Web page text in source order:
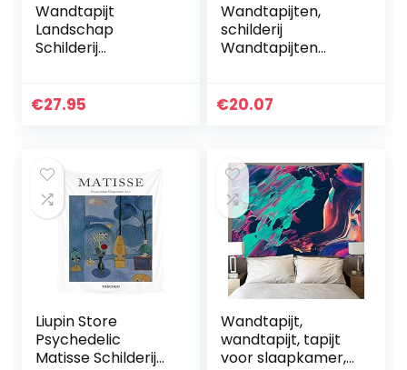
Wandtapijt
Landschap
Schilderij
Abstract
€27.95
Wandtapijten,
schilderij
Wandtapijten
toepassing
€20.07
Liupin Store
Psychedelic
Matisse Schilderij
Wandtapijt,
wandtapijt, tapijt
voor slaapkamer,